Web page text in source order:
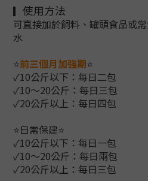
▎ 使用方法
可直接加於飼料、罐頭食品或
水
⭐前三個月加強期⭐
✓10公斤以下 ： 每日二包
✓10～20公斤 ： 每日三包
✓20公斤以上 ： 每日四包
⭐日常保建⭐
✓10公斤以下 ： 每日一包
✓10～20公斤 ： 每日兩包
✓20公斤以上 ： 每日三包